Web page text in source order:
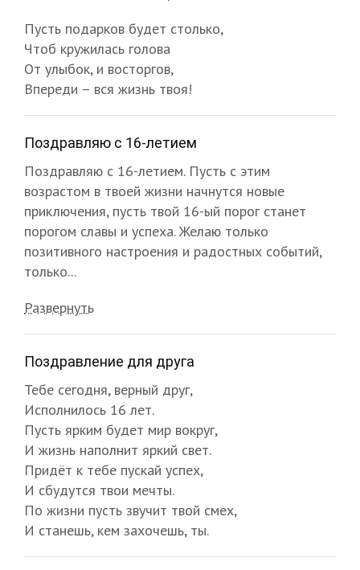
Пусть подарков будет столько,
Чтоб кружилась голова
От улыбок, и восторгов,
Впереди – вся жизнь твоя!
Поздравляю с 16-летием
Поздравляю с 16-летием. Пусть с этим
возрастом в твоей жизни начнутся новые
приключения, пусть твой 16-ый порог станет
порогом славы и успеха. Желаю только
позитивного настроения и радостных событий,
только...
Развернуть
Поздравление для друга
Тебе сегодня, верный друг,
Исполнилось 16 лет.
Пусть ярким будет мир вокруг,
И жизнь наполнит яркий свет.
Придёт к тебе пускай успех,
И сбудутся твои мечты.
По жизни пусть звучит твой смех,
И станешь, кем захочешь, ты.